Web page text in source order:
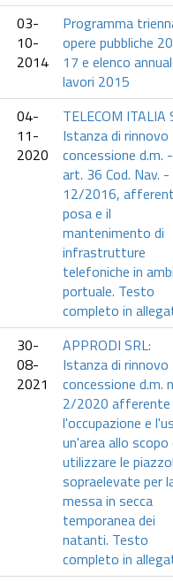
03-
10-
2014
Programma
opere pubbliche
17 e elenco
lavori 2015
04-
11-
2020
TELECOM ITALIA
Istanza di rinnovo
concessione d.m.
art. 36 Cod. Nav. -
12/2016,
posa e il
mantenimento di
infrastrutture
telefoniche in
portuale. Testo
completo in
30-
08-
2021
APPRODI SRL:
Istanza di rinnovo
concessione d.m.
2/2020 afferente
l'occupazione e
un'area allo scopo
utilizzare le
sopraelevate per
messa in secca
temporanea dei
natanti. Testo
completo in